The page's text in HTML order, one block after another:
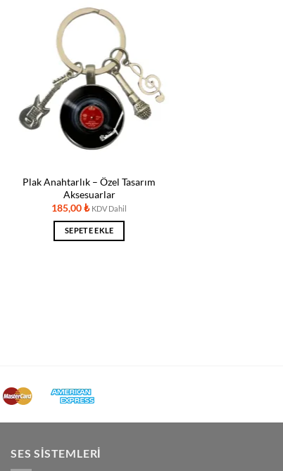
Plak Anahtarlık – Özel Tasarım
Aksesuarlar
185,00₺ KDV Dahil
SEPETE EKLE
SES SISTEMLERI